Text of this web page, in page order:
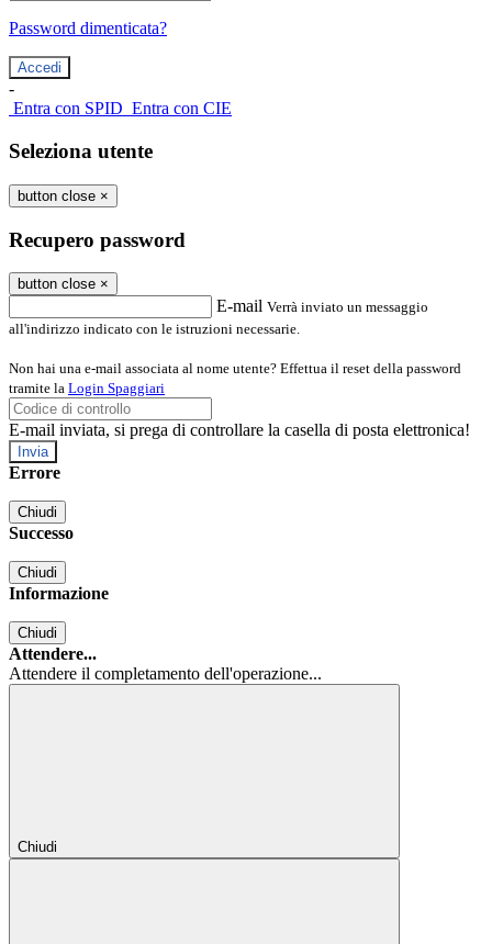
Password dimenticata?
-
Entra con SPID Entra con CIE
Seleziona utente
button close ×
Recupero password
button close ×
E-mail Verrà inviato un messaggio
all'indirizzo indicato con le istruzioni necessarie.
Non hai una e-mail associata al nome utente? Effettua il reset della password
tramite la Login Spaggiari
E-mail inviata, si prega di controllare la casella di posta elettronica!
Errore
Chiudi
Successo
Chiudi
Informazione
Chiudi
Attendere...
Attendere il completamento dell'operazione...
Chiudi